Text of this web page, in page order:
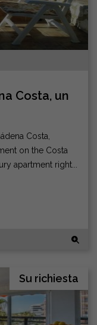
Costa, un
Costa,
on the Costa
apartment right...
Su richiesta